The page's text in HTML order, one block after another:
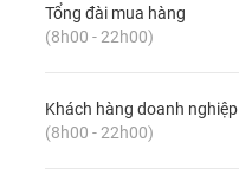
Tổng đài mua hàng
(8h00 - 22h00)
Khách hàng doanh nghiệp
(8h00 - 22h00)